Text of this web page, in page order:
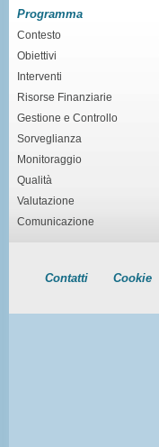
Programma
Contesto
Obiettivi
Interventi
Risorse Finanziarie
Gestione e Controllo
Sorveglianza
Monitoraggio
Qualità
Valutazione
Comunicazione
Contatti Cookie